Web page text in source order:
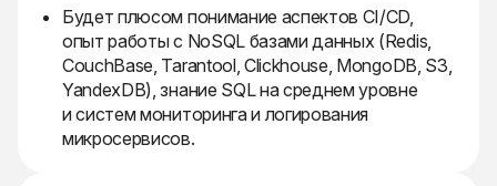
Будет плюсом понимание аспектов CI/CD,
опыт работы с NoSQL базами данных (Redis,
CouchBase, Tarantool, Clickhouse, MongoDB, S3,
YandexDB), знание SQL на среднем уровне
и систем мониторинга и логирования
микросервисов.